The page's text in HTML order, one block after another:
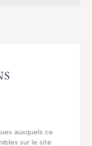
auxquels ce
sur le site